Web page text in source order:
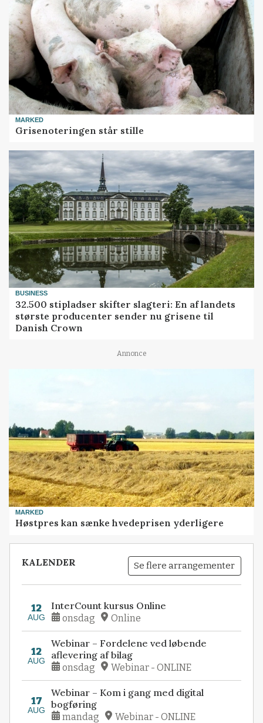
MARKED
Grisenoteringen står stille
BUSINESS
32.500 stipladser skifter slagteri: En af landets
største producenter sender nu grisene til
Danish Crown
Annonce
MARKED
Høstpres kan sænke hvedeprisen yderligere
KALENDER Se flere arrangementer
12
AUG
InterCount kursus Online
onsdag Online
12
AUG
Webinar – Fordelene ved løbende
aflevering af bilag
onsdag Webinar - ONLINE
17
AUG
Webinar – Kom i gang med digital
bogføring
mandag Webinar - ONLINE